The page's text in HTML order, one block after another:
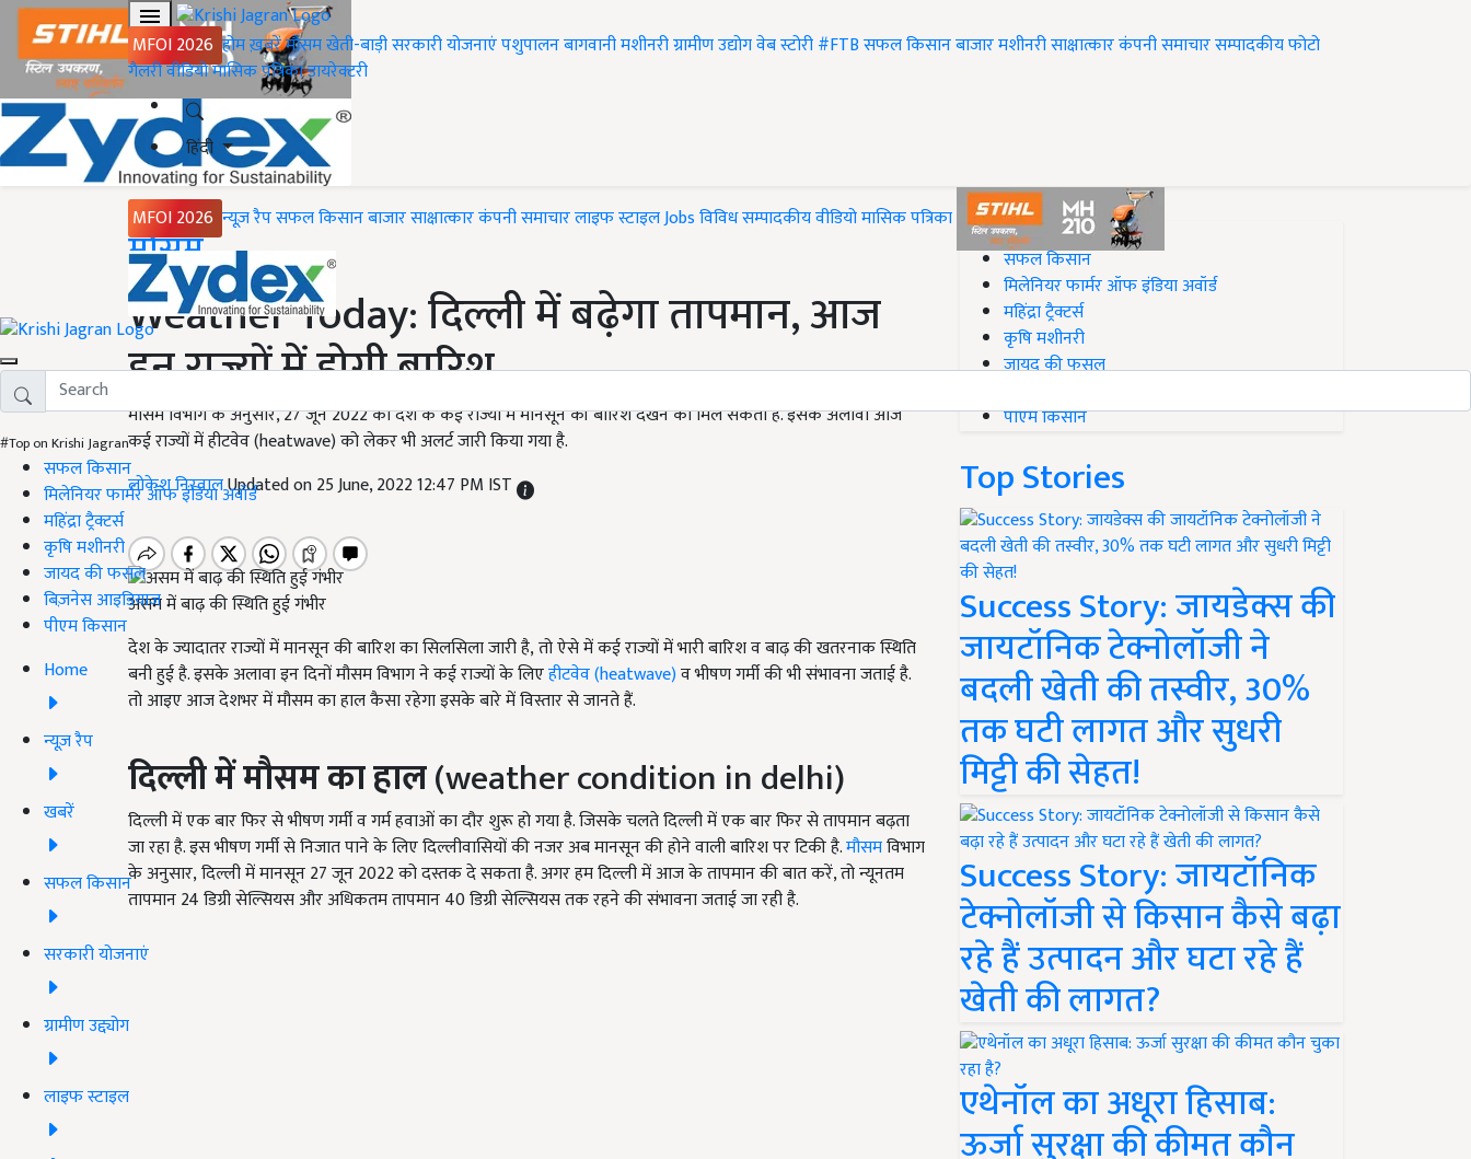
MFOI 2026 होमख़बरेंमौसमखेती-बाड़ीसरकारी योजनाएंपशुपालनबागवानीमशीनरीग्रामीण उद्योगवेब स्टोरी#FTBसफल किसानबाजारमशीनरीसाक्षात्कारकंपनी समाचारसम्पादकीयफोटो
गैलरीवीडियोमासिक पत्रिकाडायरेक्टरी
हिंदी
MFOI 2026 न्यूज़ रैपसफल किसानबाजारसाक्षात्कारकंपनी समाचारलाइफ स्टाइलJobsविविधसम्पादकीयवीडियोमासिक पत्रिका
#Top on Krishi Jagran
सफल किसान
मिलेनियर फार्मर ऑफ इंडिया अवॉर्ड
महिंद्रा ट्रैक्टर्स
कृषि मशीनरी
जायद की फसल
बिज़नेस आइडियाज
पीएम किसान
Home
न्यूज़ रैप
खबरें
सफल किसान
सरकारी योजनाएं
ग्रामीण उद्द्योग
लाइफ स्टाइल
Home
मौसम
Weather Today: दिल्ली में बढ़ेगा तापमान, आज
इन राज्यों में होगी बारिश
मौसम विभाग के अनुसार, 27 जून 2022 को देश के कई राज्यों में मानसून की बारिश देखने को मिल सकती है. इसके अलावा आज
कई राज्यों में हीटवेव (heatwave) को लेकर भी अलर्ट जारी किया गया है.
लोकेश निरवालUpdated on 25 June, 2022 12:47 PM IST
असम में बाढ़ की स्थिति हुई गंभीर
देश के ज्यादातर राज्यों में मानसून की बारिश का सिलसिला जारी है, तो ऐसे में कई राज्यों में भारी बारिश व बाढ़ की खतरनाक स्थिति
बनी हुई है. इसके अलावा इन दिनों मौसम विभाग ने कई राज्यों के लिएहीटवेव (heatwave)व भीषण गर्मी की भी संभावना जताई है.
तो आइए आज देशभर में मौसम का हाल कैसा रहेगा इसके बारे में विस्तार से जानते हैं.
दिल्ली में मौसम का हाल(weather condition in delhi)
दिल्ली में एक बार फिर से भीषण गर्मी व गर्म हवाओं का दौर शुरू हो गया है. जिसके चलते दिल्ली में एक बार फिर से तापमान बढ़ता
जा रहा है. इस भीषण गर्मी से निजात पाने के लिए दिल्लीवासियों की नजर अब मानसून की होने वाली बारिश पर टिकी है.मौसमविभाग
के अनुसार, दिल्ली में मानसून 27जून2022को दस्तक दे सकता है. अगर हम दिल्ली में आज के तापमान की बात करें,तो न्यूनतम
तापमान24डिग्री सेल्सियस और अधिकतम तापमान40डिग्री सेल्सियस तक रहने की संभावना जताई जा रही है.
#Top on Krishi Jagran
सफल किसान
मिलेनियर फार्मर ऑफ इंडिया अवॉर्ड
महिंद्रा ट्रैक्टर्स
कृषि मशीनरी
जायद की फसल
पीएम किसान
Top Stories
Success Story: जायडेक्स की
जायटॉनिक टेक्नोलॉजी ने
बदली खेती की तस्वीर, 30%
तक घटी लागत और सुधरी
मिट्टी की सेहत!
Success Story: जायटॉनिक
टेक्नोलॉजी से किसान कैसे बढ़ा
रहे हैं उत्पादन और घटा रहे हैं
खेती की लागत?
एथेनॉल का अधूरा हिसाब:
ऊर्जा सुरक्षा की कीमत कौन